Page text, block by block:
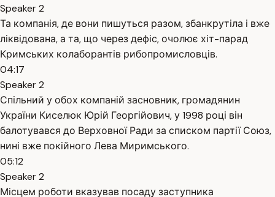
Speaker 2
Та компанія, де вони пишуться разом, збанкрутіла і вже
ліквідована, а та, що через дефіс, очолює хіт-парад
Кримських колаборантів рибопромисловців.
04:17
Speaker 2
Спільний у обох компаній засновник, громадянин
України Киселюк Юрій Георгійович, у 1998 році він
балотувався до Верховної Ради за списком партії Союз,
нині вже покійного Лева Миримського.
05:12
Speaker 2
Місцем роботи вказував посаду заступника